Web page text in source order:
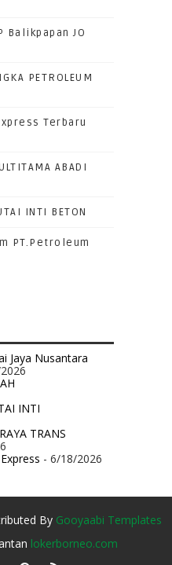
Balikpapan JO
PETROLEUM
Terbaru
ABADI
INTI BETON
PT.Petroleum
Jaya Nusantara
INTI
TRANS
- 6/18/2026
By Gooyaabi Templates
lokerborneo.com